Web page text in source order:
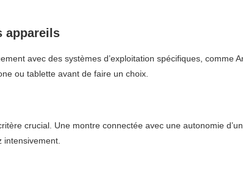
appareils
avec des systèmes d’exploitation spécifiques, comme
ou tablette avant de faire un choix.
crucial. Une montre connectée avec une autonomie
intensivement.